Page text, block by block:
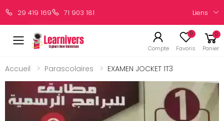
29 419 169 71 903 181 Liens
Compte
0
Favoris
0
Panier
Accueil Parascolaires EXAMEN JOCKET 1T3